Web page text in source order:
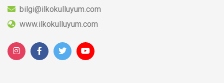
bilgi@ilkokulluyum.com
www.ilkokulluyum.com